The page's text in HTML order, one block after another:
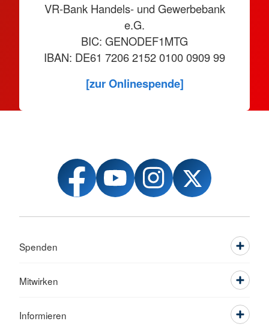
VR-Bank Handels- und Gewerbebank
e.G.
BIC: GENODEF1MTG
IBAN: DE61 7206 2152 0100 0909 99
[zur Onlinespende]
Spenden
Mitwirken
Informieren